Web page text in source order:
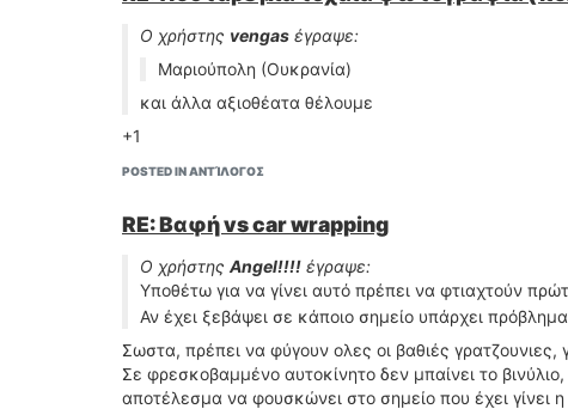
Ο χρήστης vengas έγραψε:
Μαριούπολη (Ουκρανία)
και άλλα αξιοθέατα θέλουμε
+1
POSTED IN ΑΝΤΊΛΟΓΟΣ
RE: Βαφή vs car wrapping
Ο χρήστης Angel!!!! έγραψε:
Υποθέτω για να γίνει αυτό πρέπει να φτιαχτούν
Αν έχει ξεβάψει σε κάποιο σημείο υπάρχει
Σωστα, πρέπει να φύγουν ολες οι βαθιές γρατζουνιες,
Σε φρεσκοβαμμένο αυτοκίνητο δεν μπαίνει το
αποτέλεσμα να φουσκώνει στο σημείο που έχει γίνει